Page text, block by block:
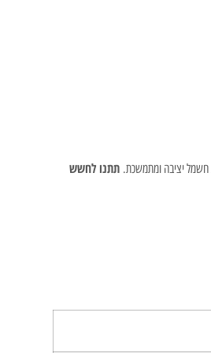
תתנו לחשש